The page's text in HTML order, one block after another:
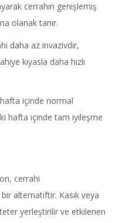
cerrahın genişlemiş
olanak tanır.
daha az invazivdir,
kıyasla daha hızlı
içinde normal
hafta içinde tam iyileşme
cerrahi
alternatiftir. Kasık veya
yerleştirilir ve etkilenen